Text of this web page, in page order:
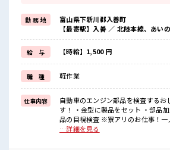
《通勤らくらく*》
・通勤手段は何でもOK！
・無料駐車場完備なのでマイカー通勤可能♪
《好条件*》
・高時給1500円から！
・残業30時間程度あるので残業代でしっかり稼
《働く環境◎》
・一人一台冷風機完備！
・夏場は1日一本飲み物の支給もあります♪
・未経験歓迎★
・先輩や社員の方は丁寧に指導してくれるの
・制服貸与ありで服装に困らない
勤 務 地
富山県下新川郡入善町
【最寄駅】入善 ／ 北陸本線、あい
給 与 【時給】1,500 円
職 種 軽作業
仕事内容
自動車のエンジン部品を検査するお
す！ ・金型に製品をセット ・部品
品の目視検査 ※寮アリのお仕事！一人暮らしスタートにもピ
ッタリ♪ ■お仕事PR 《寮完備*》 ・家電付き1R寮完備！ ・最
…詳細を見る